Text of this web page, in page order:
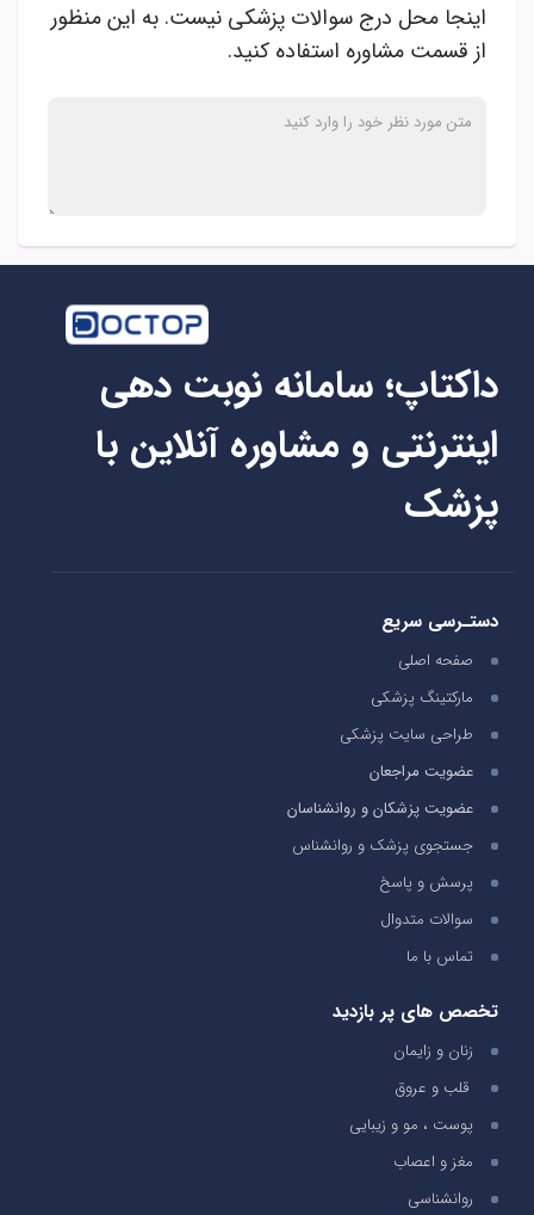
اینجا محل درج سوالات پزشکی نیست. به این منظور
از قسمت مشاوره استفاده کنید.
داکتاپ؛ سامانه نوبت دهی
اینترنتی و مشاوره آنلاین با
پزشک
دستـرسی سریع
صفحه اصلی
مارکتینگ پزشکی
طراحی سایت پزشکی
عضویت مراجعان
عضویت پزشکان و روانشناسان
جستجوی پزشک و روانشناس
پرسش و پاسخ
سوالات متدوال
تماس با ما
تخصص های پر بازدید
زنان و زایمان
قلب و عروق
پوست ، مو و زیبایی
مغز و اعصاب
روانشناسی